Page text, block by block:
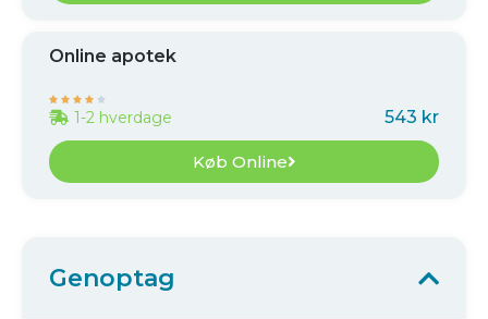
Online apotek
    
1-2 hverdage 543 kr
Køb Online
Genoptag